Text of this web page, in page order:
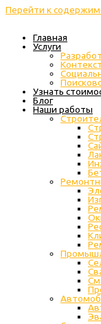
Перейти к
Главная
Услуги
Узнать
Блог
Наши работы